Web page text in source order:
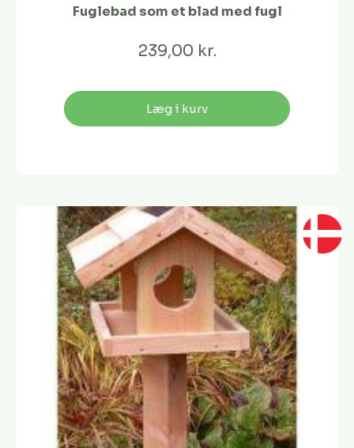
Fuglebad som et blad med fugl
239,00 kr.
Læg i kurv